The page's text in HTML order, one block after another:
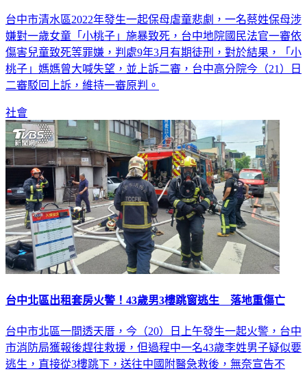
台中市清水區2022年發生一起保母虐童悲劇，一名蔡姓保母涉
嫌對一歲女童「小桃子」施暴致死，台中地院國民法官一審依
傷害兒童致死等罪嫌，判處9年3月有期徒刑，對於結果，「小
桃子」媽媽曾大喊失望，並上訴二審，台中高分院今（21）日
二審駁回上訴，維持一審原判。
社會
台中北區出租套房火警！43歲男3樓跳窗逃生 落地重傷亡
台中市北區一間透天厝，今（20）日上午發生一起火警，台中
市消防局獲報後趕往救援，但過程中一名43歲李姓男子疑似要
逃生，直接從3樓跳下，送往中國附醫急救後，無奈宣告不